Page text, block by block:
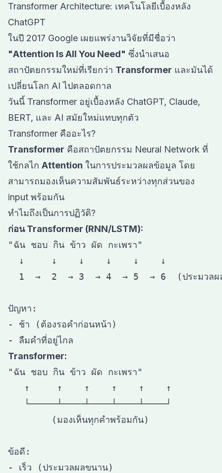
Transformer Architecture: เทคโนโลยีเบื้องหลัง
ChatGPT
ในปี 2017 Google เผยแพร่งานวิจัยที่มีชื่อว่า
"Attention Is All You Need" ซึ่งนำเสนอ
สถาปัตยกรรมใหม่ที่เรียกว่า Transformer และมันได้
เปลี่ยนโลก AI ไปตลอดกาล
วันนี้ Transformer อยู่เบื้องหลัง ChatGPT, Claude,
BERT, และ AI สมัยใหม่แทบทุกตัว
Transformer คืออะไร?
Transformer คือสถาปัตยกรรม Neural Network ที่
ใช้กลไก Attention ในการประมวลผลข้อมูล โดย
สามารถมองเห็นความสัมพันธ์ระหว่างทุกส่วนของ
input พร้อมกัน
ทำไมถึงเป็นการปฏิวัติ?
ก่อน Transformer (RNN/LSTM):
"ฉัน ชอบ กิน ข้าว ผัด กะเพรา"
  ↓     ↓    ↓    ↓    ↓    ↓
1  →  2  → 3  → 4  → 5  → 6  (ประมวล
ปัญหา:
- ช้า (ต้องรอคำก่อนหน้า)
Transformer:
"ฉัน ชอบ กิน ข้าว ผัด กะเพรา"
   ↑     ↑    ↑    ↑    ↑    ↑
   └─────┴────┴────┴────┴────┘
        (มองเห็นทุกคำพร้อมกัน)
ข้อดี:
- เร็ว (ประมวลผลขนาน)